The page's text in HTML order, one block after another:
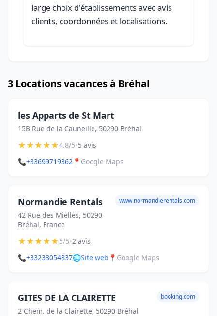
large choix d'établissements avec avis
clients, coordonnées et localisations.
3 Locations vacances à Bréhal
les Apparts de St Mart
15B Rue de la Cauneille, 50290 Bréhal
★★★★★4.8/5•5 avis
📞+33699719362 📍 Google Maps
Normandie Rentals
42 Rue des Mielles, 50290
Bréhal, France
www.normandierentals.com
★★★★★5/5•2 avis
📞+33233054837🌐Site web 📍 Google Maps
GITES DE LA CLAIRETTE
2 Chem. de la Clairette, 50290 Bréhal
booking.com